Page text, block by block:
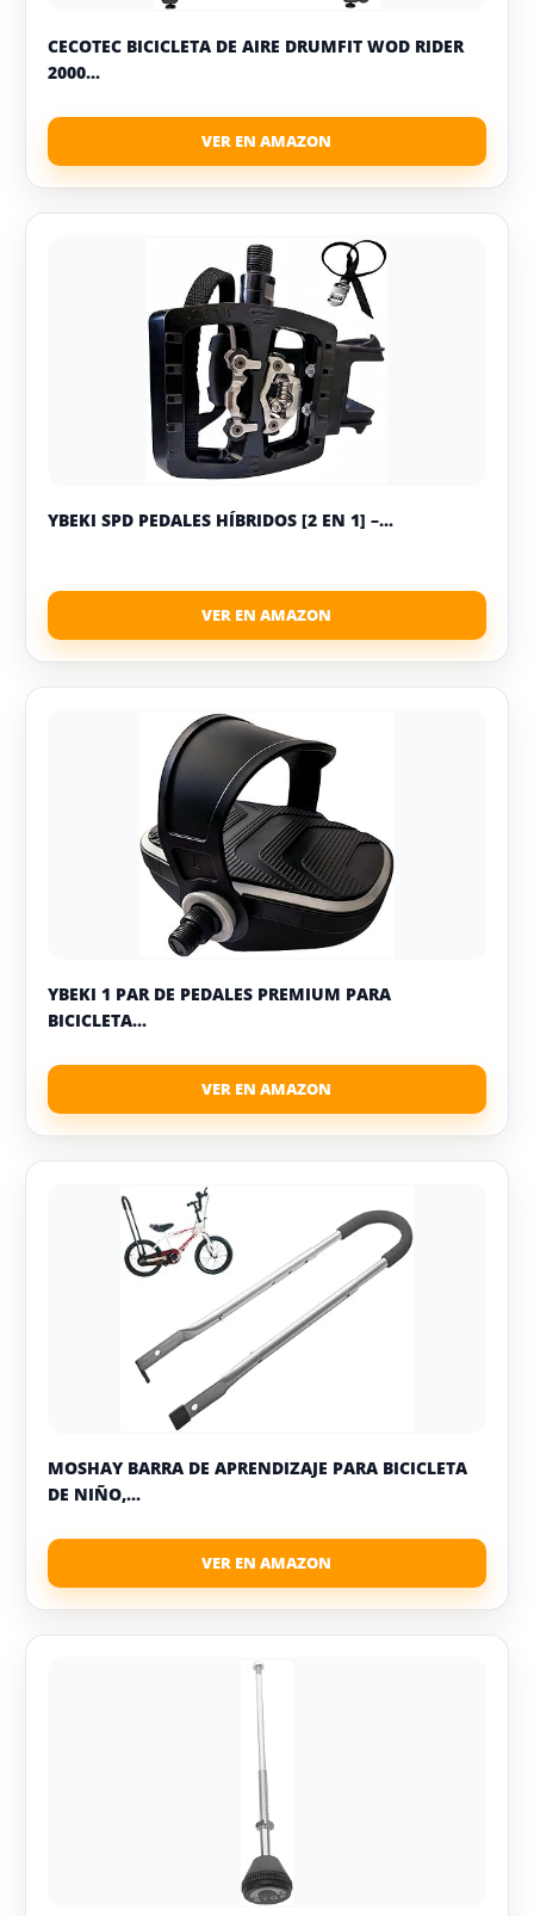
CECOTEC BICICLETA DE AIRE DRUMFIT WOD RIDER
2000...
YBEKI SPD PEDALES HÍBRIDOS [2 EN 1] –...
YBEKI 1 PAR DE PEDALES PREMIUM PARA
BICICLETA...
MOSHAY BARRA DE APRENDIZAJE PARA BICICLETA
DE NIÑO,...